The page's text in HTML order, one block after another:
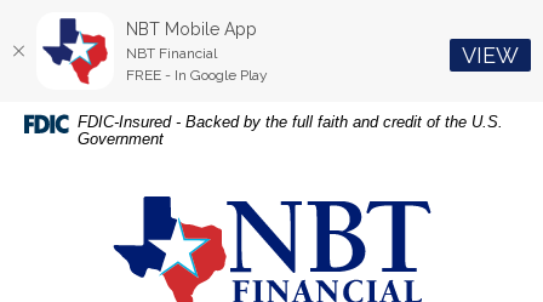
Inicio
DescargueFDIC-Insured - Backed by the full faith and credit of the U.S.
Government
NBT Financial
NBT Mobile App
NBT Financial
FREE - In Google Play
VIEW